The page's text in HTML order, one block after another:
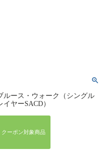
ルース・ウォーク（シングル
イヤーSACD）
クーポン対象商品